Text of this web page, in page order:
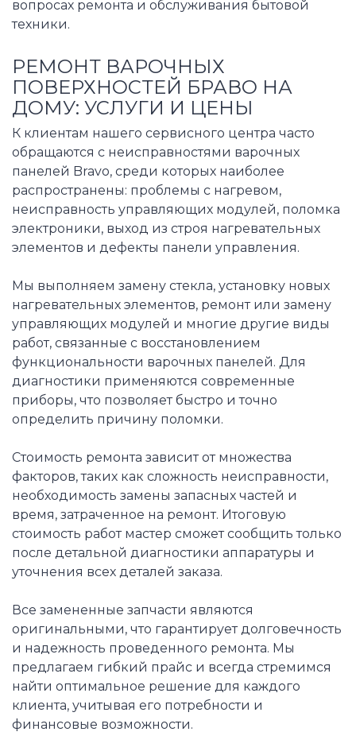
вопросах ремонта и обслуживания бытовой
техники.
РЕМОНТ ВАРОЧНЫХ
ПОВЕРХНОСТЕЙ БРАВО НА
ДОМУ: УСЛУГИ И ЦЕНЫ
К клиентам нашего сервисного центра часто
обращаются с неисправностями варочных
панелей Bravo, среди которых наиболее
распространены: проблемы с нагревом,
неисправность управляющих модулей, поломка
электроники, выход из строя нагревательных
элементов и дефекты панели управления.
Мы выполняем замену стекла, установку новых
нагревательных элементов, ремонт или замену
управляющих модулей и многие другие виды
работ, связанные с восстановлением
функциональности варочных панелей. Для
диагностики применяются современные
приборы, что позволяет быстро и точно
определить причину поломки.
Стоимость ремонта зависит от множества
факторов, таких как сложность неисправности,
необходимость замены запасных частей и
время, затраченное на ремонт. Итоговую
стоимость работ мастер сможет сообщить только
после детальной диагностики аппаратуры и
уточнения всех деталей заказа.
Все замененные запчасти являются
оригинальными, что гарантирует долговечность
и надежность проведенного ремонта. Мы
предлагаем гибкий прайс и всегда стремимся
найти оптимальное решение для каждого
клиента, учитывая его потребности и
финансовые возможности.